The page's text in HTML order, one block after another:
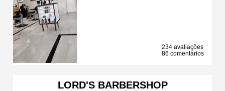
234 avaliações
86 comentários
LORD'S BARBERSHOP